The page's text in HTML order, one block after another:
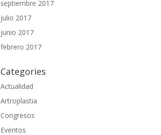
septiembre 2017
julio 2017
junio 2017
febrero 2017
Categories
Actualidad
Artroplastia
Congresos
Eventos